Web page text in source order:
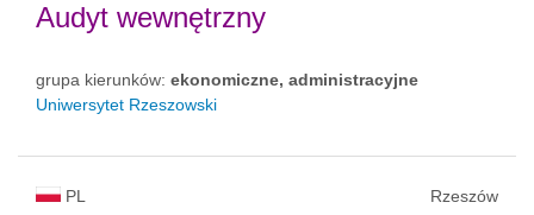
Audyt wewnętrzny
grupa kierunków: ekonomiczne, administracyjne
Uniwersytet Rzeszowski
PL Rzeszów